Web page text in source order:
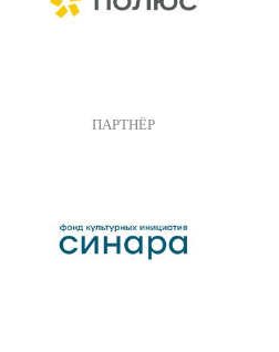
ПАРТНЁР